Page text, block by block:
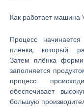
Как работает машина
Процесс
плёнки, который
Затем плёнка
заполняется
процесс
обеспечивает
большую